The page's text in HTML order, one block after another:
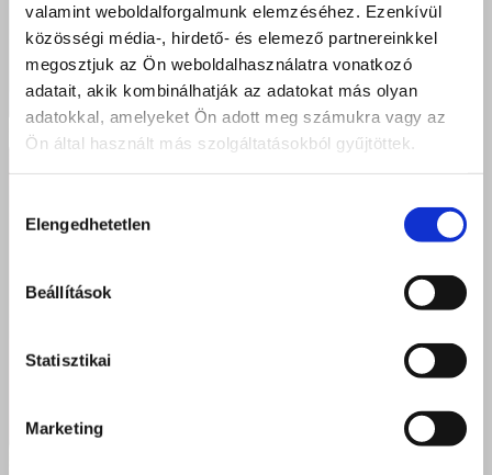
valamint weboldalforgalmunk elemzéséhez. Ezenkívül
közösségi média-, hirdető- és elemező partnereinkkel
megosztjuk az Ön weboldalhasználatra vonatkozó
adatait, akik kombinálhatják az adatokat más olyan
adatokkal, amelyeket Ön adott meg számukra vagy az
Ön által használt más szolgáltatásokból gyűjtöttek.
kiválasztása
Elengedhetetlen
Beállítások
Statisztikai
Marketing